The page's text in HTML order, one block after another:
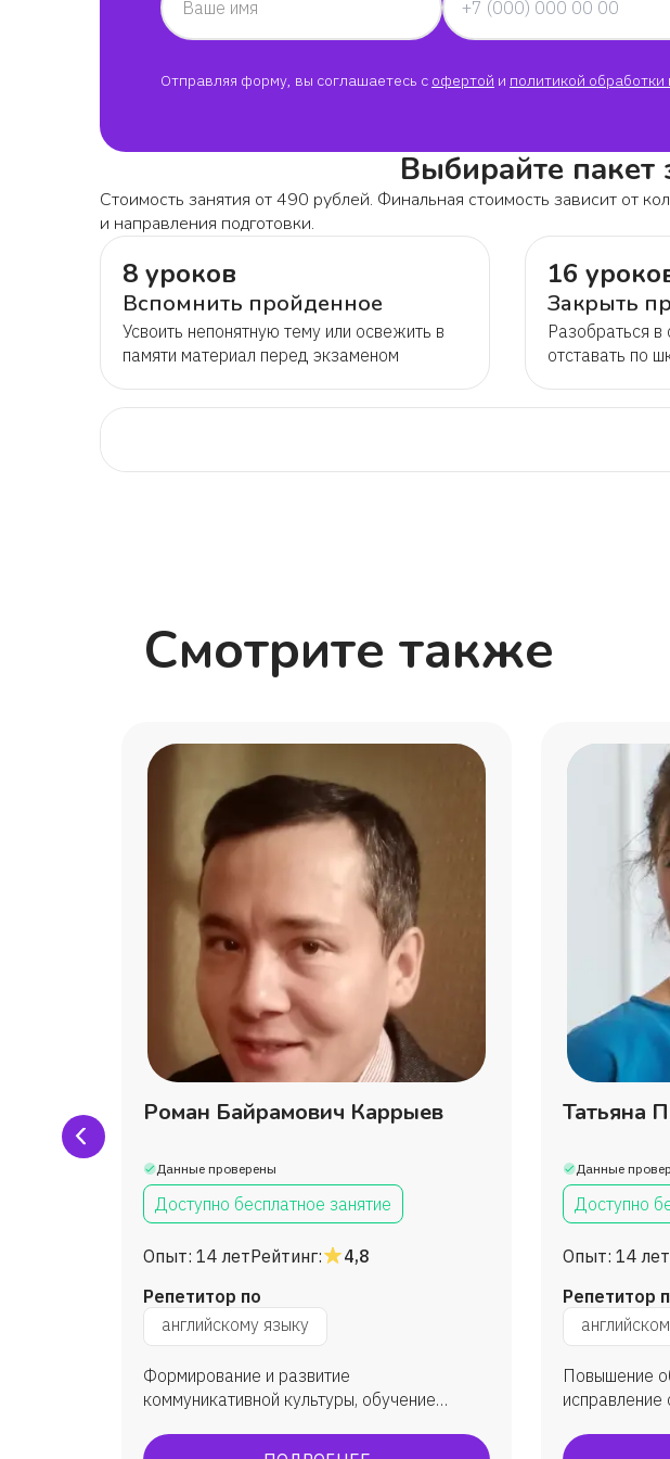
Ваше имя
Отправляя форму, вы соглашаетесь с офертой и политикой
Выбирайте пакет
Стоимость занятия от 490 рублей. Финальная стоимость зависит от
и направления подготовки.
8 уроков
Вспомнить пройденное
Усвоить непонятную тему или освежить в
памяти материал перед экзаменом
16
Закрыть
Разобраться
отставать по
Смотрите также
Роман Байрамович Каррыев
Данные проверены
Доступно бесплатное занятие
Опыт: 14 летРейтинг:
4,8
Репетитор по
английскому языку
Формирование и развитие
коммуникативной культуры, обучение
языком, углубленное изучение. В
Татьяна
Данные
Доступно
Опыт: 14 лет
Репетитор
Повышение
исправление
преодоление